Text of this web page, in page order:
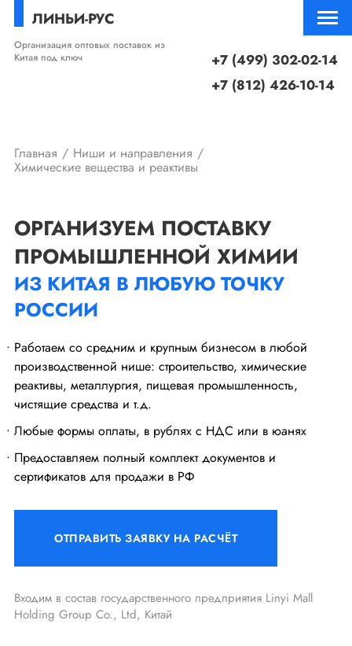
ЛИНЬИ-РУС
Организация оптовых поставок из
Китая под ключ
+7 (499) 302-02-14
+7 (812) 426-10-14
Главная Ниши и направления
Химические вещества и реактивы
ОРГАНИЗУЕМ ПОСТАВКУ
ПРОМЫШЛЕННОЙ ХИМИИ
ИЗ КИТАЯ В ЛЮБУЮ ТОЧКУ
РОССИИ
Работаем со средним и крупным бизнесом в любой
производственной нише: строительство, химические
реактивы, металлургия, пищевая промышленность,
чистящие средства и т.д.
Любые формы оплаты, в рублях с НДС или в юанях
Предоставляем полный комплект документов и
сертификатов для продажи в РФ
ОТПРАВИТЬ ЗАЯВКУ НА РАСЧЁТ
Входим в состав государственного предприятия Linyi Mall
Holding Group Co., Ltd, Китай